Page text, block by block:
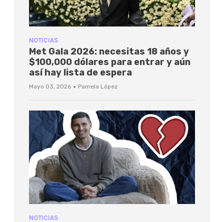
NOTICIAS
Met Gala 2026: necesitas 18 años y
$100,000 dólares para entrar y aún
así hay lista de espera
Mayo 03, 2026 · Pamela López
NOTICIAS